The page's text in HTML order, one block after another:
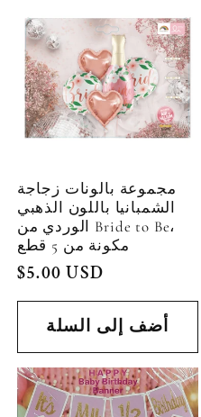
مجموعة بالونات زجاجة
الشمبانيا باللون الذهبي
الوردي من Bride to Be،
مكونة من 5 قطع
السعر
العادي
$5.00 USD
أضف إلى السلة